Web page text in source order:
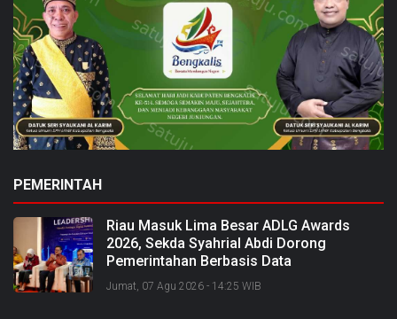
PEMERINTAH
Riau Masuk Lima Besar ADLG Awards
2026, Sekda Syahrial Abdi Dorong
Pemerintahan Berbasis Data
Jumat, 07 Agu 2026 - 14:25 WIB